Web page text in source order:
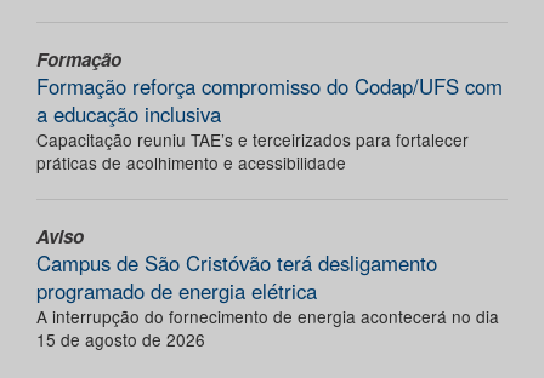
Formação
Formação reforça compromisso do Codap/UFS com
a educação inclusiva
Capacitação reuniu TAE’s e terceirizados para fortalecer
práticas de acolhimento e acessibilidade
Aviso
Campus de São Cristóvão terá desligamento
programado de energia elétrica
A interrupção do fornecimento de energia acontecerá no dia
15 de agosto de 2026